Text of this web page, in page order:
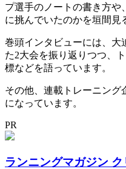
プ選手のノートの書き方や
に挑んでいたのかを垣間見
巻頭インタビューには、大
た2大会を振り返りつつ、
標などを語っています。
その他、連載トレーニング
になっています。
PR
ランニングマガジン